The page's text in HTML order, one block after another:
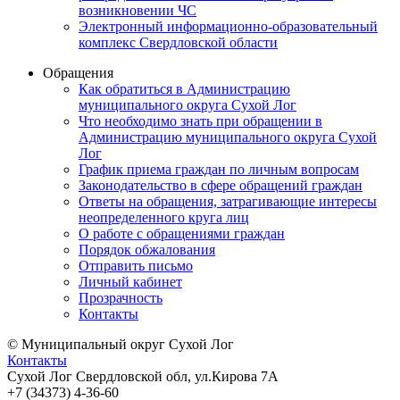
возникновении ЧС
Электронный информационно-образовательный
комплекс Свердловской области
Обращения
Как обратиться в Администрацию
муниципального округа Сухой Лог
Что необходимо знать при обращении в
Администрацию муниципального округа Сухой
Лог
График приема граждан по личным вопросам
Законодательство в сфере обращений граждан
Ответы на обращения, затрагивающие интересы
неопределенного круга лиц
О работе с обращениями граждан
Порядок обжалования
Отправить письмо
Личный кабинет
Прозрачность
Контакты
© Муниципальный округ Сухой Лог
Контакты
Сухой Лог Свердловской обл, ул.Кирова 7А
+7 (34373) 4-36-60